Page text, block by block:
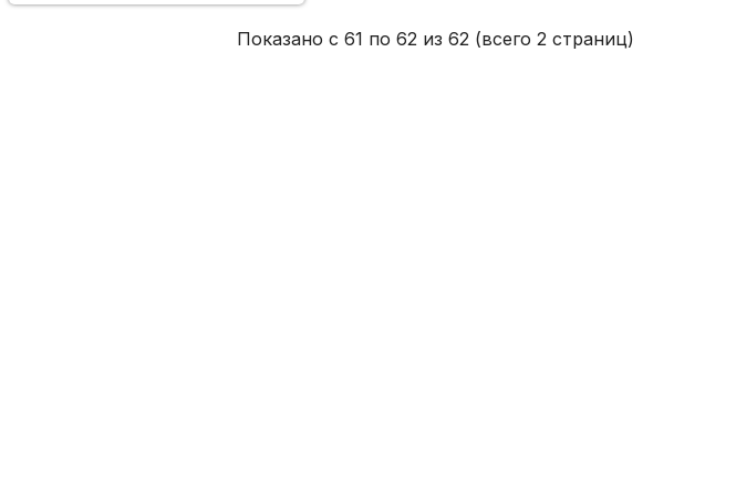
Показано с 61 по 62 из 62 (всего 2 страниц)